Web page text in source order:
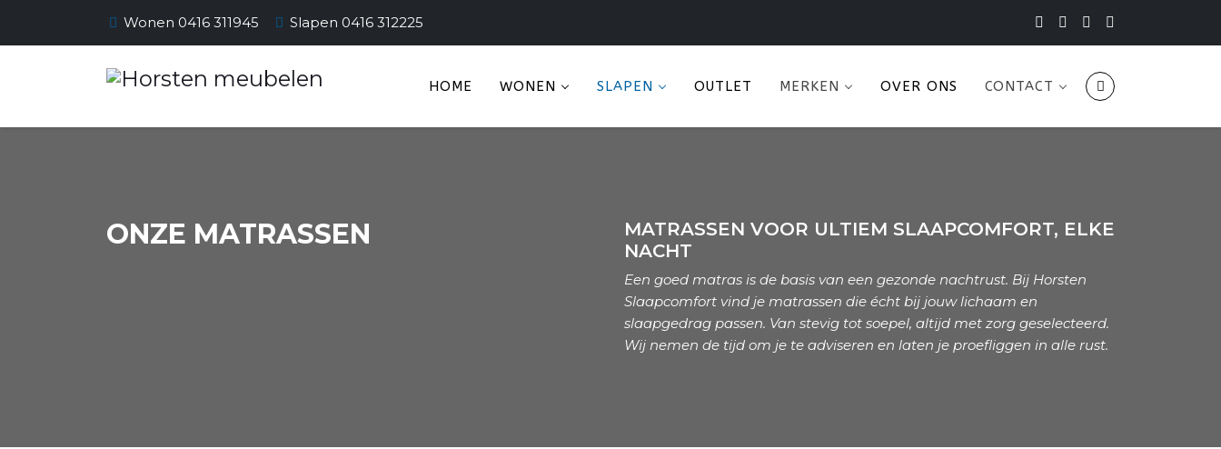
Wonen 0416 311945 Slapen 0416 312225
HOME WONEN SLAPEN OUTLET MERKEN OVER ONS CONTACT
ONZE MATRASSEN
MATRASSEN VOOR ULTIEM SLAAPCOMFORT, ELKE
NACHT
Een goed matras is de basis van een gezonde nachtrust. Bij Horsten
Slaapcomfort vind je matrassen die écht bij jouw lichaam en
slaapgedrag passen. Van stevig tot soepel, altijd met zorg geselecteerd.
Wij nemen de tijd om je te adviseren en laten je proefliggen in alle rust.